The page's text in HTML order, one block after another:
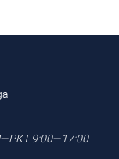
9:00—17:00